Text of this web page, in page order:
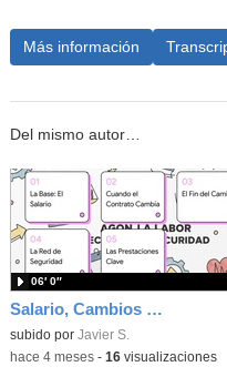
Más información
Del mismo autor…
Salario, Cambios en el contrato y Seguridad Social
Contenido educativo.
subido por Javier S.
06′ 0″
-hace 4 meses- 16visualizaciones